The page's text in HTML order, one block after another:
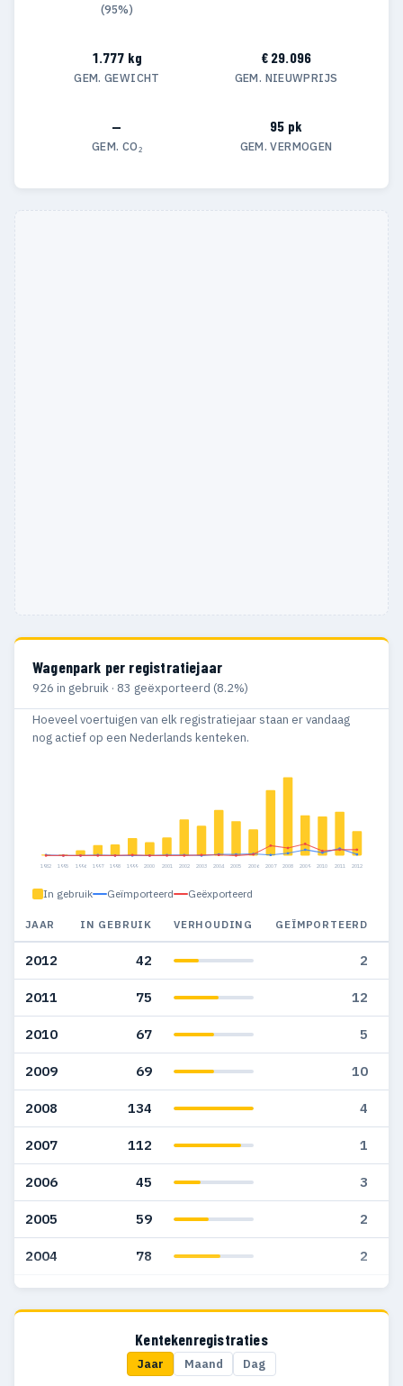
(95%)
1.777 kg
GEM. GEWICHT
€ 29.096
GEM. NIEUWPRIJS
—
GEM. CO₂
95 pk
GEM. VERMOGEN
Wagenpark per registratiejaar
926 in gebruik · 83 geëxporteerd (8.2%)
Hoeveel voertuigen van elk registratiejaar staan er vandaag
nog actief op een Nederlands kenteken.
1982 1995 1996 1997 1998 1999 2000 2001 2002 2003 2004 2005 2006 2007 2008 2009 2010 2011 2012
In gebruik Geïmporteerd Geëxporteerd
JAAR IN GEBRUIK VERHOUDING GEÏMPORTEERD
2012 42 2
2011 75 12
2010 67 5
2009 69 10
2008 134 4
2007 112 1
2006 45 3
2005 59 2
2004 78 2
2003 51 —
31
Kentekenregistraties
Jaar Maand Dag